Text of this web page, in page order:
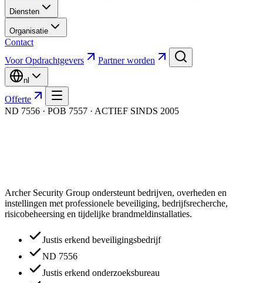
Diensten
Organisatie
Contact
Voor Opdrachtgevers
Partner worden
nl
Offerte
ND 7556 · POB 7557 · ACTIEF SINDS 2005
Archer Security Group ondersteunt bedrijven, overheden en
instellingen met professionele beveiliging, bedrijfsrecherche,
risicobeheersing en tijdelijke brandmeldinstallaties.
Justis erkend beveiligingsbedrijf
ND 7556
Justis erkend onderzoeksbureau